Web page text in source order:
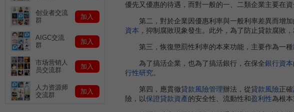
優先又優惠的待遇，而對一般的一、二類企業主要在資
第二，對於企業因優惠利率與一般利率差異而增加
資本 ，抑制腐敗現象發生。此外，為了防止貸款腐敗，
第三，恢復懲罰性利率的本來功能，主要作為一種
為了搞活企業，也為了搞活銀行，在保全銀行資本
行性研究。
第四，應貫徹貸款風險管理辦法，從貸款風險正確
險，以保證貸款資產的安全性、流動性和盈利性為根
创业者交流
群
加入
AIGC交流
群
加入
市场营销人
员交流群
加入
人力资源师
交流群
加入